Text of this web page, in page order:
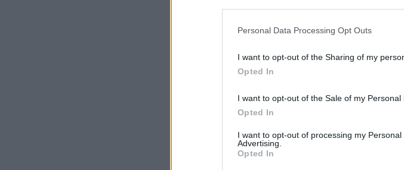
Personal Data Processing Opt Outs
I want to opt-out of the Sharing of my
Opted In
I want to opt-out of the Sale of my Personal
Opted In
I want to opt-out of processing my Personal
Advertising.
Opted In